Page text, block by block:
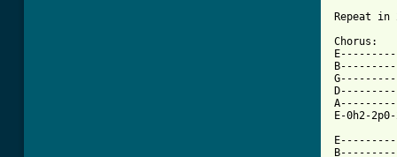
Repeat in
Chorus:
E-0h2-